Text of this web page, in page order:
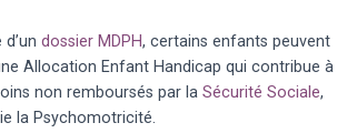
dossier MDPH, certains enfants peuvent
Allocation Enfant Handicap qui contribue à
non remboursés par la Sécurité Sociale,
la Psychomotricité.